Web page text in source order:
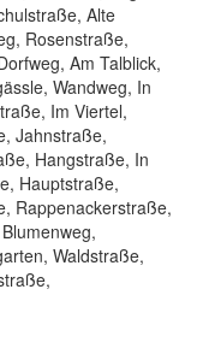
Alte
Rosenstraße,
Am Talblick,
Wandweg, In
Im Viertel,
Jahnstraße,
Hangstraße, In
Hauptstraße,
Rappenackerstraße,
Waldstraße,